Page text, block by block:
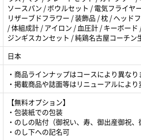
ソースパン / ボウルセット / 電気フライヤ
リザーブドフラワー / 装飾品 / 枕 / ヘッド
/ 体組成計 / アイロン / 血圧計 / キーボー
ジンギスカンセット / 純鶏名古屋コーチン
日本
・商品ラインナップはコースにより異なり
・掲載商品や誌面等はリニューアルにより
【無料オプション】
・包装紙での包装
・のしの貼付（御祝い、寿、御出産御祝、
・のし下への記名可